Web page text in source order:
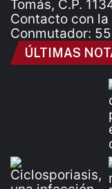
Tomás, C.P.
Contacto con
Conmutador:
ÚLTIMAS